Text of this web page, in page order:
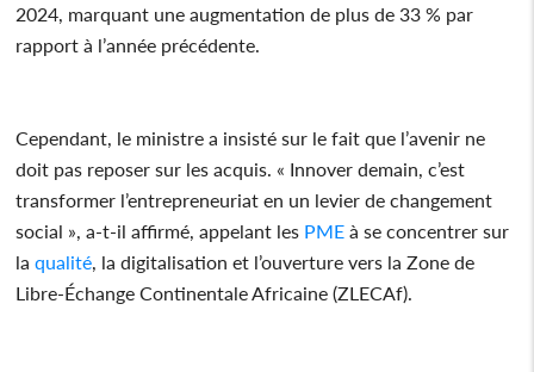
2024, marquant une augmentation de plus de 33 % par
rapport à l’année précédente.
Cependant, le ministre a insisté sur le fait que l’avenir ne
doit pas reposer sur les acquis. « Innover demain, c’est
transformer l’entrepreneuriat en un levier de changement
social », a-t-il affirmé, appelant les PME à se concentrer sur
la qualité , la digitalisation et l’ouverture vers la Zone de
Libre-Échange Continentale Africaine (ZLECAf).